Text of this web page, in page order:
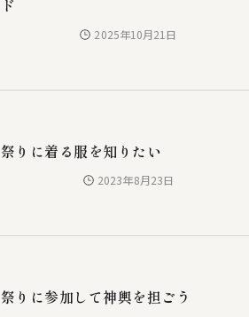
ド
2025年10月21日
祭りに着る服を知りたい
2023年8月23日
祭りに参加して神輿を担ごう